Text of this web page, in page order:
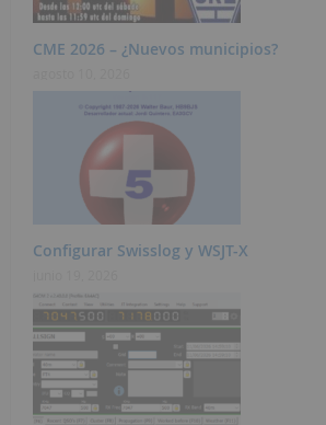
CME 2026 – ¿Nuevos municipios?
Configurar Swisslog y WSJT-X